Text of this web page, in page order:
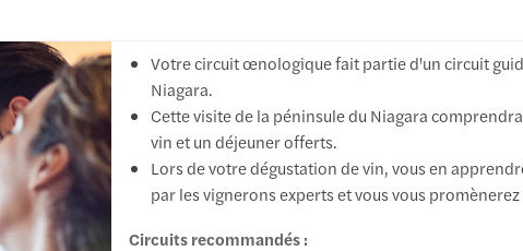
Votre circuit œnologique fait partie d'un circuit
Niagara.
Cette visite de la péninsule du Niagara
vin et un déjeuner offerts.
Lors de votre dégustation de vin, vous en
par les vignerons experts et vous vous
Circuits recommandés :